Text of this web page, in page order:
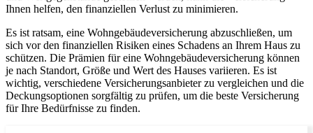
Ihnen helfen, den finanziellen Verlust zu minimieren.
Es ist ratsam, eine Wohngebäudeversicherung abzuschließen, um
sich vor den finanziellen Risiken eines Schadens an Ihrem Haus zu
schützen. Die Prämien für eine Wohngebäudeversicherung können
je nach Standort, Größe und Wert des Hauses variieren. Es ist
wichtig, verschiedene Versicherungsanbieter zu vergleichen und die
Deckungsoptionen sorgfältig zu prüfen, um die beste Versicherung
für Ihre Bedürfnisse zu finden.